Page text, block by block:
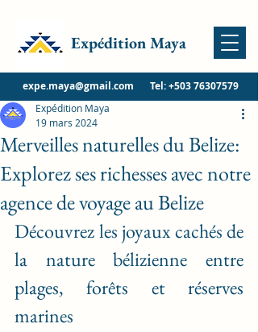
expe.maya@gmail.com Tel:+503 76307579
Expédition Maya
Merveilles naturelles du Belize:
Explorez ses richesses avec notre
agence de voyage au Belize
Expédition Maya
19 mars 2024
Découvrez les joyaux cachés de
la nature bélizienne entre
plages, forêts et réserves
marines